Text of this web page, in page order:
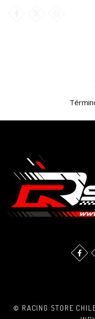
© RACING STORE